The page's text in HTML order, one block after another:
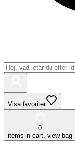
Visa favoriter
0
items in cart, view bag